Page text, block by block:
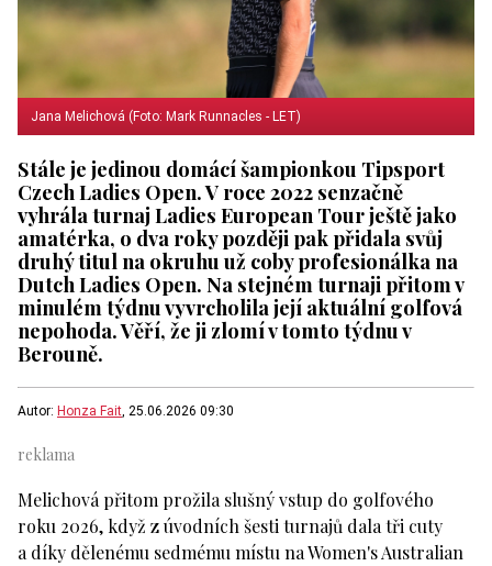
Jana Melichová (Foto: Mark Runnacles - LET)
Stále je jedinou domácí šampionkou Tipsport
Czech Ladies Open. V roce 2022 senzačně
vyhrála turnaj Ladies European Tour ještě jako
amatérka, o dva roky později pak přidala svůj
druhý titul na okruhu už coby profesionálka na
Dutch Ladies Open. Na stejném turnaji přitom v
minulém týdnu vyvrcholila její aktuální golfová
nepohoda. Věří, že ji zlomí v tomto týdnu v
Berouně.
Autor: Honza Fait, 25.06.2026 09:30
Melichová přitom prožila slušný vstup do golfového
roku 2026, když z úvodních šesti turnajů dala tři cuty
a díky dělenému sedmému místu na Women's Australian